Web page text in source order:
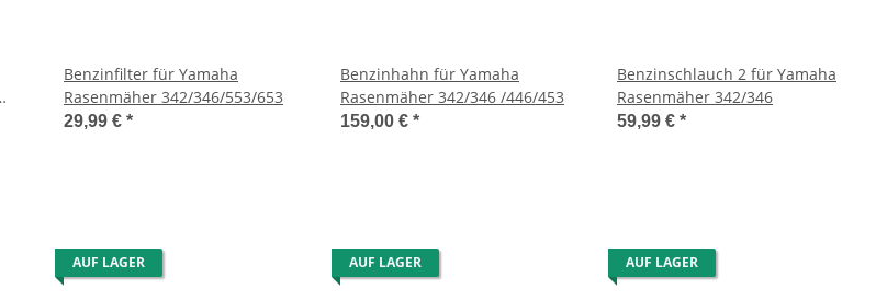
Benzinfilter für Yamaha
Rasenmäher 342/346/553/653
29,99 € *
Benzinhahn für Yamaha
Rasenmäher 342/346 /446/453
159,00 € *
Benzinschlauch 2 für Yamaha
Rasenmäher 342/346
59,99 € *
AUF LAGER AUF LAGER AUF LAGER